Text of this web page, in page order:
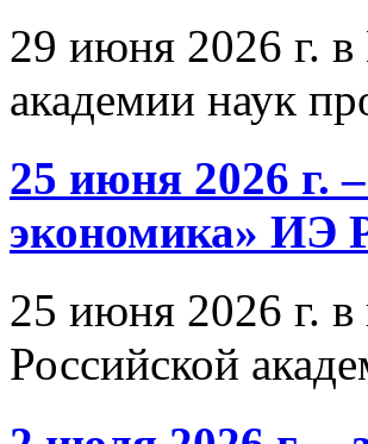
29 июня 2026 г. в
академии наук
25 июня 2026 г.
экономика»
25 июня 2026 г. в
Российской